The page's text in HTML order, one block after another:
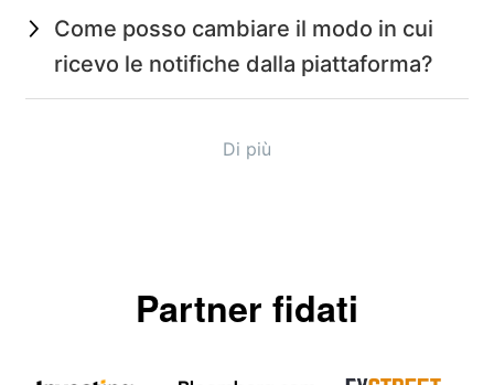
Come posso cambiare il modo in cui
ricevo le notifiche dalla piattaforma?
Di più
Partner fidati